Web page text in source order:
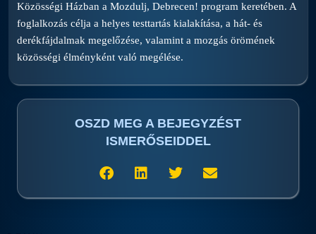
Közösségi Házban a Mozdulj, Debrecen! program keretében. A
foglalkozás célja a helyes testtartás kialakítása, a hát- és
derékfájdalmak megelőzése, valamint a mozgás örömének
közösségi élményként való megélése.
OSZD MEG A BEJEGYZÉST
ISMERŐSEIDDEL